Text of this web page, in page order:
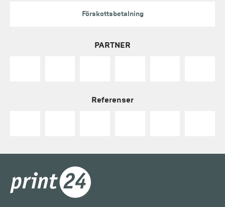
Förskottsbetalning
PARTNER
Referenser